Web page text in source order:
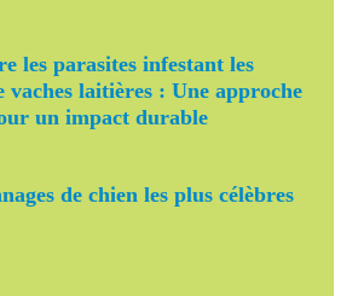
les parasites infestant les
vaches laitières : Une approche
un impact durable
de chien les plus célèbres